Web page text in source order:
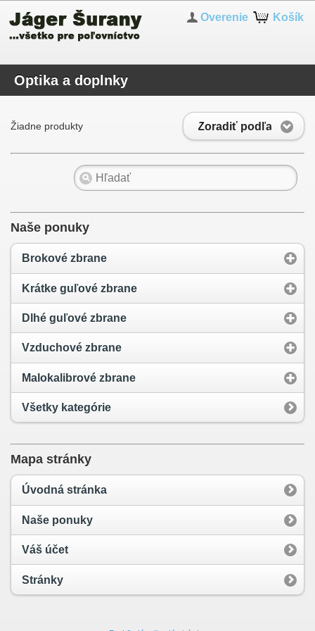
Košík
Overenie
Optika a doplnky
Zoradiť podľa
Žiadne produkty
Naše ponuky
Brokové zbrane
Krátke guľové zbrane
Dlhé guľové zbrane
Vzduchové zbrane
Malokalibrové zbrane
Všetky kategórie
Mapa stránky
Úvodná stránka
Naše ponuky
Váš účet
Stránky